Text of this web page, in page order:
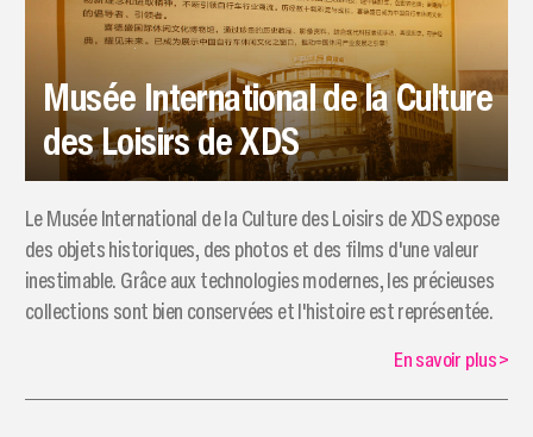
Musée International de la Culture
des Loisirs de XDS
Le Musée International de la Culture des Loisirs de XDS expose
des objets historiques, des photos et des films d'une valeur
inestimable. Grâce aux technologies modernes, les précieuses
collections sont bien conservées et l'histoire est représentée.
En savoir plus>